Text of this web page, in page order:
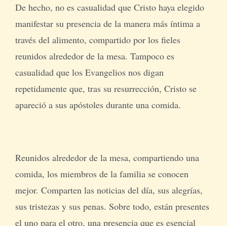
De hecho, no es casualidad que Cristo haya elegido
manifestar su presencia de la manera más íntima a
través del alimento, compartido por los fieles
reunidos alrededor de la mesa. Tampoco es
casualidad que los Evangelios nos digan
repetidamente que, tras su resurrección, Cristo se
apareció a sus apóstoles durante una comida.
Reunidos alrededor de la mesa, compartiendo una
comida, los miembros de la familia se conocen
mejor. Comparten las noticias del día, sus alegrías,
sus tristezas y sus penas. Sobre todo, están presentes
el uno para el otro, una presencia que es esencial